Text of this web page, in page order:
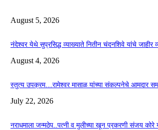
August 5, 2026
नंदेश्वर येथे सुप्रसिद्ध व्याख्याते नितीन चंदनशिवे यांचे जाहीर
August 4, 2026
स्तुत्य उपक्रम…रामेश्वर मासाळ यांच्या संकल्पनेचे आमदार
July 22, 2026
नराधमाला जन्मठेप..पत्नी व मुलीच्या खून प्रकरणी संजय कोरे